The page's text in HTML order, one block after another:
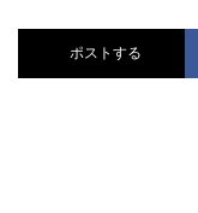
ポストする